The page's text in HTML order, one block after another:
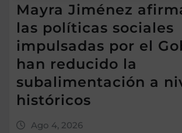
Mayra Jiménez
las políticas sociales
impulsadas por el
han reducido la
subalimentación a
históricos
Ago 4, 2026